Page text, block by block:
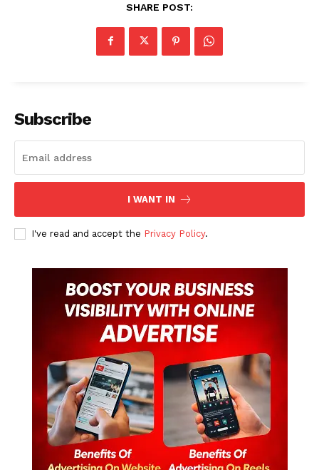
SHARE POST:
Subscribe
I WANT IN
I've read and accept the Privacy Policy.